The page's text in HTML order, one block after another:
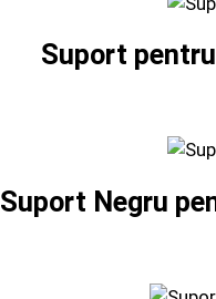
Suport
Suport Negru